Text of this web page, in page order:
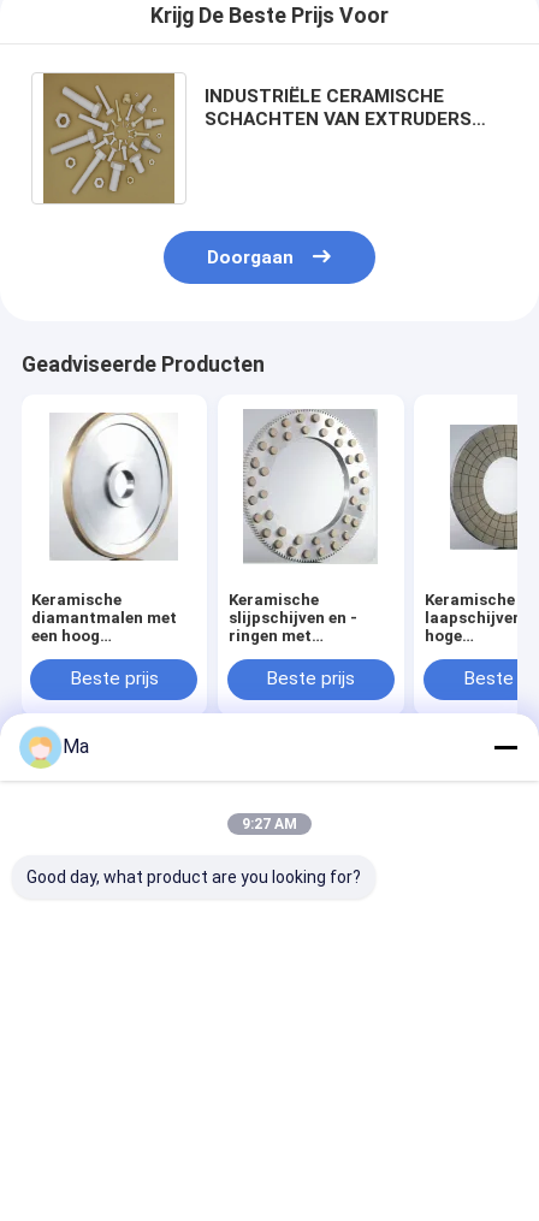
Krijg De Beste Prijs Voor
INDUSTRIËLE CERAMISCHE
SCHACHTEN VAN EXTRUDERS
Doorgaan
Geadviseerde Producten
Keramische
diamantmalen met
een hoog
hoge slijtvastheid en
lage
Beste prijs
Keramische
slijpschijven en -
ringen met
verhardingstechnologie
en isostatisch
Beste prijs
Keramische
laapschijven
hoge
en goede
dubbelzijdig
Beste
ons
ons
Site
Sitemap
Privacy Policy
Reserved.
Ma
9:27 AM
Good day, what product are you looking for?